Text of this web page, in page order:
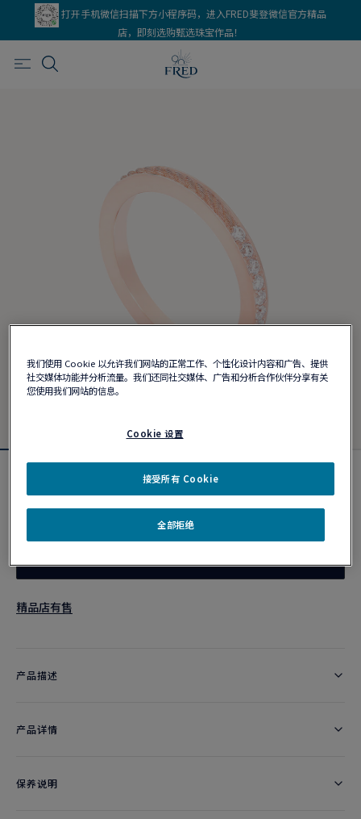
打开手机微信扫描下方小程序码，进入FRED斐登微信官方精品
店，即刻选购甄选珠宝作品！
Force 10 duo戒指
¥ 23,700
精品店有售
产品描述
产品详情
保养说明
我们使用 Cookie 以允许我们网站的正常工作、个性化设计内容和广告、提供
社交媒体功能并分析流量。我们还同社交媒体、广告和分析合作伙伴分享有关
您使用我们网站的信息。
Cookie 设置
全部拒绝
接受所有 Cookie